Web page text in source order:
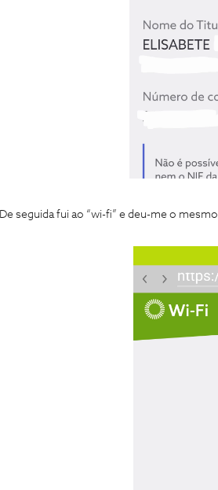
De seguida fui ao “wi-fi” e deu-me o mesmo